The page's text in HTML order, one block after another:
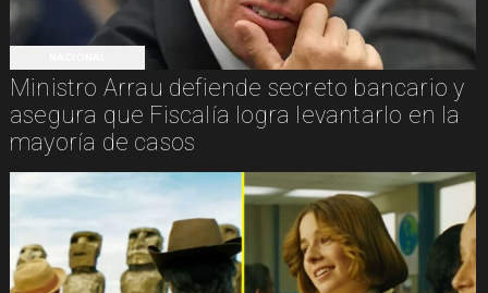
Ministro Arrau defiende secreto bancario y
asegura que Fiscalía logra levantarlo en la
mayoría de casos